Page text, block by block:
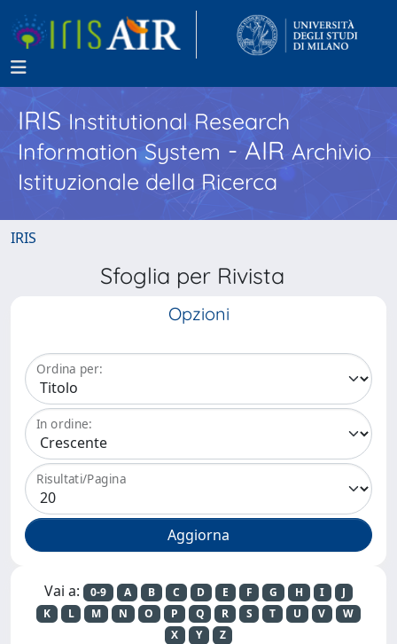
IRISInstitutional Research
Information System - AIR Archivio
Istituzionale della Ricerca
IRIS
Sfoglia per Rivista
Opzioni
Ordina per:
In ordine:
Risultati/Pagina
Vai a: 0-9 A B C D E F G H I
J
K
L M N O P Q R S T U V
W
X
Y Z